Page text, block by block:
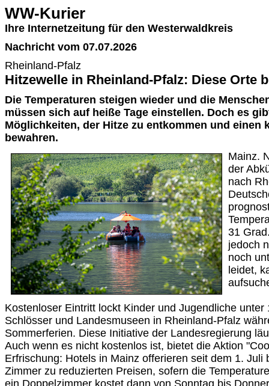
WW-Kurier
Ihre Internetzeitung für den Westerwaldkreis
Nachricht vom 07.07.2026
Rheinland-Pfalz
Hitzewelle in Rheinland-Pfalz: Diese Orte
Die Temperaturen steigen wieder und die
müssen sich auf heiße Tage einstellen. Doch es
Möglichkeiten, der Hitze zu entkommen und einen
bewahren.
Mainz.
der
nach
31
jedoch
noch
leidet,
Kostenloser Eintritt lockt Kinder und Jugendliche unter
Schlösser und Landesmuseen in Rheinland-Pfalz
Sommerferien. Diese Initiative der Landesregierung
Auch wenn es nicht kostenlos ist, bietet die Aktion
Erfrischung: Hotels in Mainz offerieren seit dem 1. Juli
Zimmer zu reduzierten Preisen, sofern die
ein Doppelzimmer kostet dann von Sonntag bis